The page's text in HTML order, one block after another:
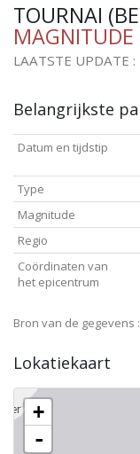
TOURNAI
MAGNITUDE
LAATSTE UPDATE
Belangrijkste
Datum en tijdstip
Type
Magnitude
Regio
Coördinaten van
het epicentrum
Bron van de gegevens :
Lokatiekaart
+
-